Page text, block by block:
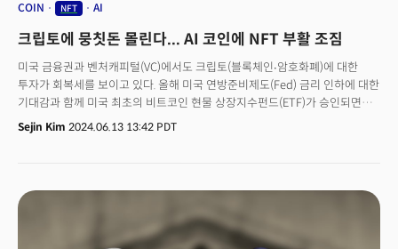
COIN NFT AI
크립토에 뭉칫돈 몰린다... AI 코인에 NFT 부활 조짐
미국 금융권과 벤처캐피털(VC)에서도 크립토(블록체인∙암호화폐)에 대한
투자가 회복세를 보이고 있다. 올해 미국 연방준비제도(Fed) 금리 인하에 대한
기대감과 함께 미국 최초의 비트코인 현물 상장지수펀드(ETF)가 승인되면서
서장 분위기가 지난해에 비해 크게 완화됐기 때문.ETF로 투심을 이끈 시장은
이제 블록체인 기술과 인공지능(AI)의 결합 내러티브를 주목하고 있다. 특히
Sejin Kim 2024.06.13 13:42 PDT